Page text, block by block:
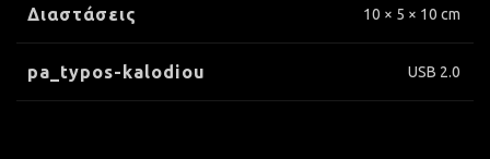
Διαστάσεις 10 × 5 × 10 cm
pa_typos-kalodiou USB 2.0